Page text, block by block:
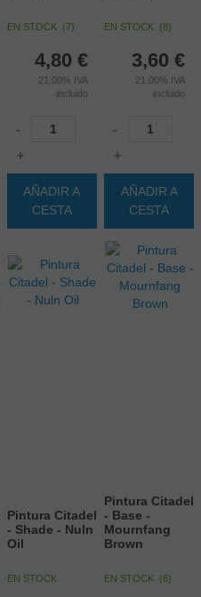
EN STOCK (7)
4,80 €
21.00% IVA
incluido
-
+
AÑADIR A
CESTA
EN STOCK (8)
3,60 €
21.00% IVA
incluido
-
+
AÑADIR A
CESTA
Pintura Citadel
- Shade - Nuln
Oil
EN STOCK
Pintura Citadel
- Base -
Mournfang
Brown
EN STOCK (6)